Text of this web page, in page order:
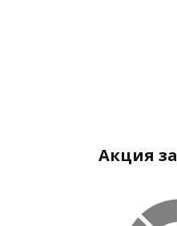
Акция